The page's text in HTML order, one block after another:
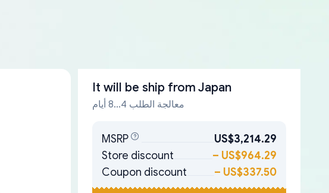
It will be ship from Japan
معالجة الطلب 4...8 أيام
MSRP
US$3,214.29
Store discount
– US$964.29
Coupon discount
– US$337.50